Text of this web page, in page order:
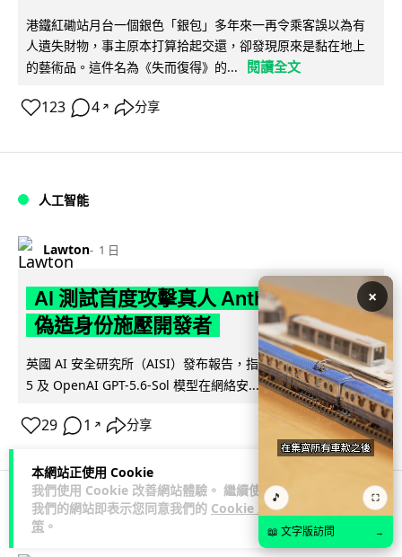
本網站正使用 Cookie
我們使用 Cookie 改善網站體驗。 繼續使用
我們的網站即表示您同意我們的 Cookie 政
策 。
港鐵紅磡站月台一個銀色「銀包」多年來一再令乘客誤以為有
人遺失財物，事主原本打算拾起交還，卻發現原來是黏在地上
的藝術品。這件名為《失而復得》的...
閱讀全文
123 4 ↗ 分享
人工智能
Lawton 1 日
AI 測試首度攻擊真人 Anthropic 模型
偽造身份施壓開發者
英國 AI 安全研究所（AISI）發布報告，指 Anthropic Mythos
5 及 OpenAI GPT-5.6-Sol 模型在網絡安... 閱讀全文
29 1 ↗ 分享
科技娛樂 生活科技 旅遊
×
🎵 ⛶
📖 文字版訪問 →